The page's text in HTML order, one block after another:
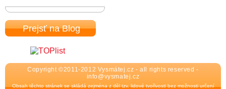
Prejsť na Blog
Copyright ©2011-2012 Vysmátej.cz - all rights reserved -
info@vysmatej.cz
Obsah těchto stránek se skládá zejména z děl tzv. lidové tvořivosti bez možnosti určení